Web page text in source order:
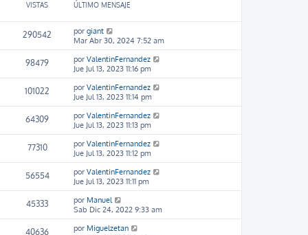
VISTAS ÚLTIMO MENSAJE
290542 por giant
Mar Abr 30, 2024 7:52 am
98479 por ValentinFernandez
Jue Jul 13, 2023 11:16 pm
101022 por ValentinFernandez
Jue Jul 13, 2023 11:14 pm
64309 por ValentinFernandez
Jue Jul 13, 2023 11:13 pm
77310 por ValentinFernandez
Jue Jul 13, 2023 11:12 pm
56554 por ValentinFernandez
Jue Jul 13, 2023 11:11 pm
45333 por Manuel
Sab Dic 24, 2022 9:33 am
40636 por Miguelzetan